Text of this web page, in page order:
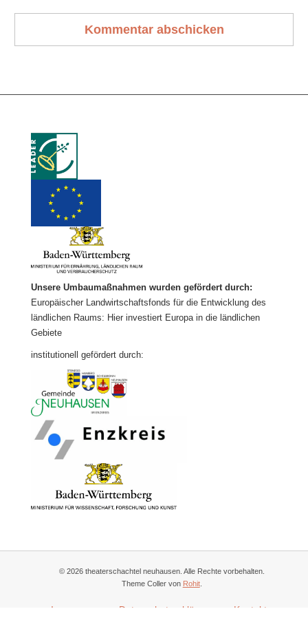
Unsere Umbaumaßnahmen wurden gefördert durch:
Europäischer Landwirtschaftsfonds für die Entwicklung des
ländlichen Raums: Hier investiert Europa in die ländlichen
Gebiete
institutionell gefördert durch:
© 2026 theaterschachtel neuhausen. Alle Rechte vorbehalten.
Theme Coller von Rohit.
Impressum Datenschutzerklärung Kontakt